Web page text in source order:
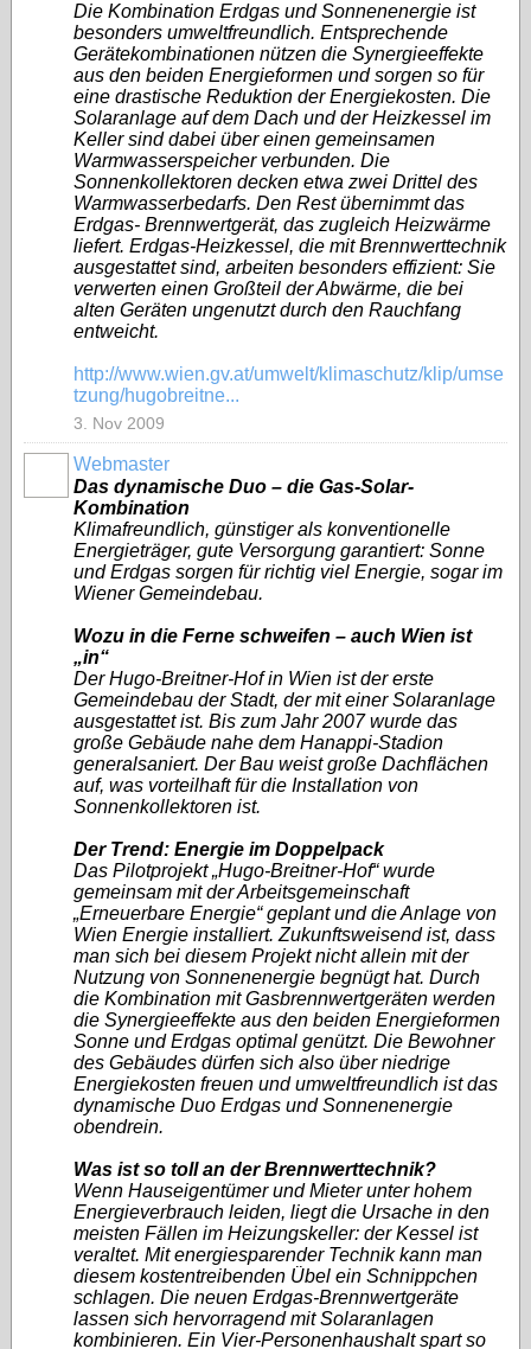
Die Kombination Erdgas und Sonnenenergie ist
besonders umweltfreundlich. Entsprechende
Gerätekombinationen nützen die Synergieeffekte
aus den beiden Energieformen und sorgen so für
eine drastische Reduktion der Energiekosten. Die
Solaranlage auf dem Dach und der Heizkessel im
Keller sind dabei über einen gemeinsamen
Warmwasserspeicher verbunden. Die
Sonnenkollektoren decken etwa zwei Drittel des
Warmwasserbedarfs. Den Rest übernimmt das
Erdgas- Brennwertgerät, das zugleich Heizwärme
liefert. Erdgas-Heizkessel, die mit Brennwerttechnik
ausgestattet sind, arbeiten besonders effizient: Sie
verwerten einen Großteil der Abwärme, die bei
alten Geräten ungenutzt durch den Rauchfang
entweicht.
http://www.wien.gv.at/umwelt/klimaschutz/klip/umse
tzung/hugobreitne...
3. Nov 2009
Webmaster
Das dynamische Duo – die Gas-Solar-
Kombination
Klimafreundlich, günstiger als konventionelle
Energieträger, gute Versorgung garantiert: Sonne
und Erdgas sorgen für richtig viel Energie, sogar im
Wiener Gemeindebau.
Wozu in die Ferne schweifen – auch Wien ist
„in“
Der Hugo-Breitner-Hof in Wien ist der erste
Gemeindebau der Stadt, der mit einer Solaranlage
ausgestattet ist. Bis zum Jahr 2007 wurde das
große Gebäude nahe dem Hanappi-Stadion
generalsaniert. Der Bau weist große Dachflächen
auf, was vorteilhaft für die Installation von
Sonnenkollektoren ist.
Der Trend: Energie im Doppelpack
Das Pilotprojekt „Hugo-Breitner-Hof“ wurde
gemeinsam mit der Arbeitsgemeinschaft
„Erneuerbare Energie“ geplant und die Anlage von
Wien Energie installiert. Zukunftsweisend ist, dass
man sich bei diesem Projekt nicht allein mit der
Nutzung von Sonnenenergie begnügt hat. Durch
die Kombination mit Gasbrennwertgeräten werden
die Synergieeffekte aus den beiden Energieformen
Sonne und Erdgas optimal genützt. Die Bewohner
des Gebäudes dürfen sich also über niedrige
Energiekosten freuen und umweltfreundlich ist das
dynamische Duo Erdgas und Sonnenenergie
obendrein.
Was ist so toll an der Brennwerttechnik?
Wenn Hauseigentümer und Mieter unter hohem
Energieverbrauch leiden, liegt die Ursache in den
meisten Fällen im Heizungskeller: der Kessel ist
veraltet. Mit energiesparender Technik kann man
diesem kostentreibenden Übel ein Schnippchen
schlagen. Die neuen Erdgas-Brennwertgeräte
lassen sich hervorragend mit Solaranlagen
kombinieren. Ein Vier-Personenhaushalt spart so